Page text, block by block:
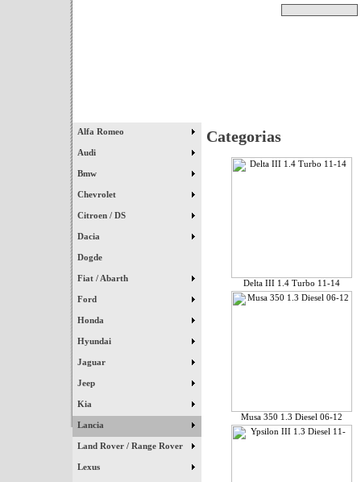
Alfa Romeo
Audi
Bmw
Chevrolet
Citroen / DS
Dacia
Dogde
Fiat / Abarth
Ford
Honda
Hyundai
Jaguar
Jeep
Kia
Lancia
Land Rover / Range Rover
Lexus
Categorias
Delta III 1.4 Turbo 11-14
Musa 350 1.3 Diesel 06-12